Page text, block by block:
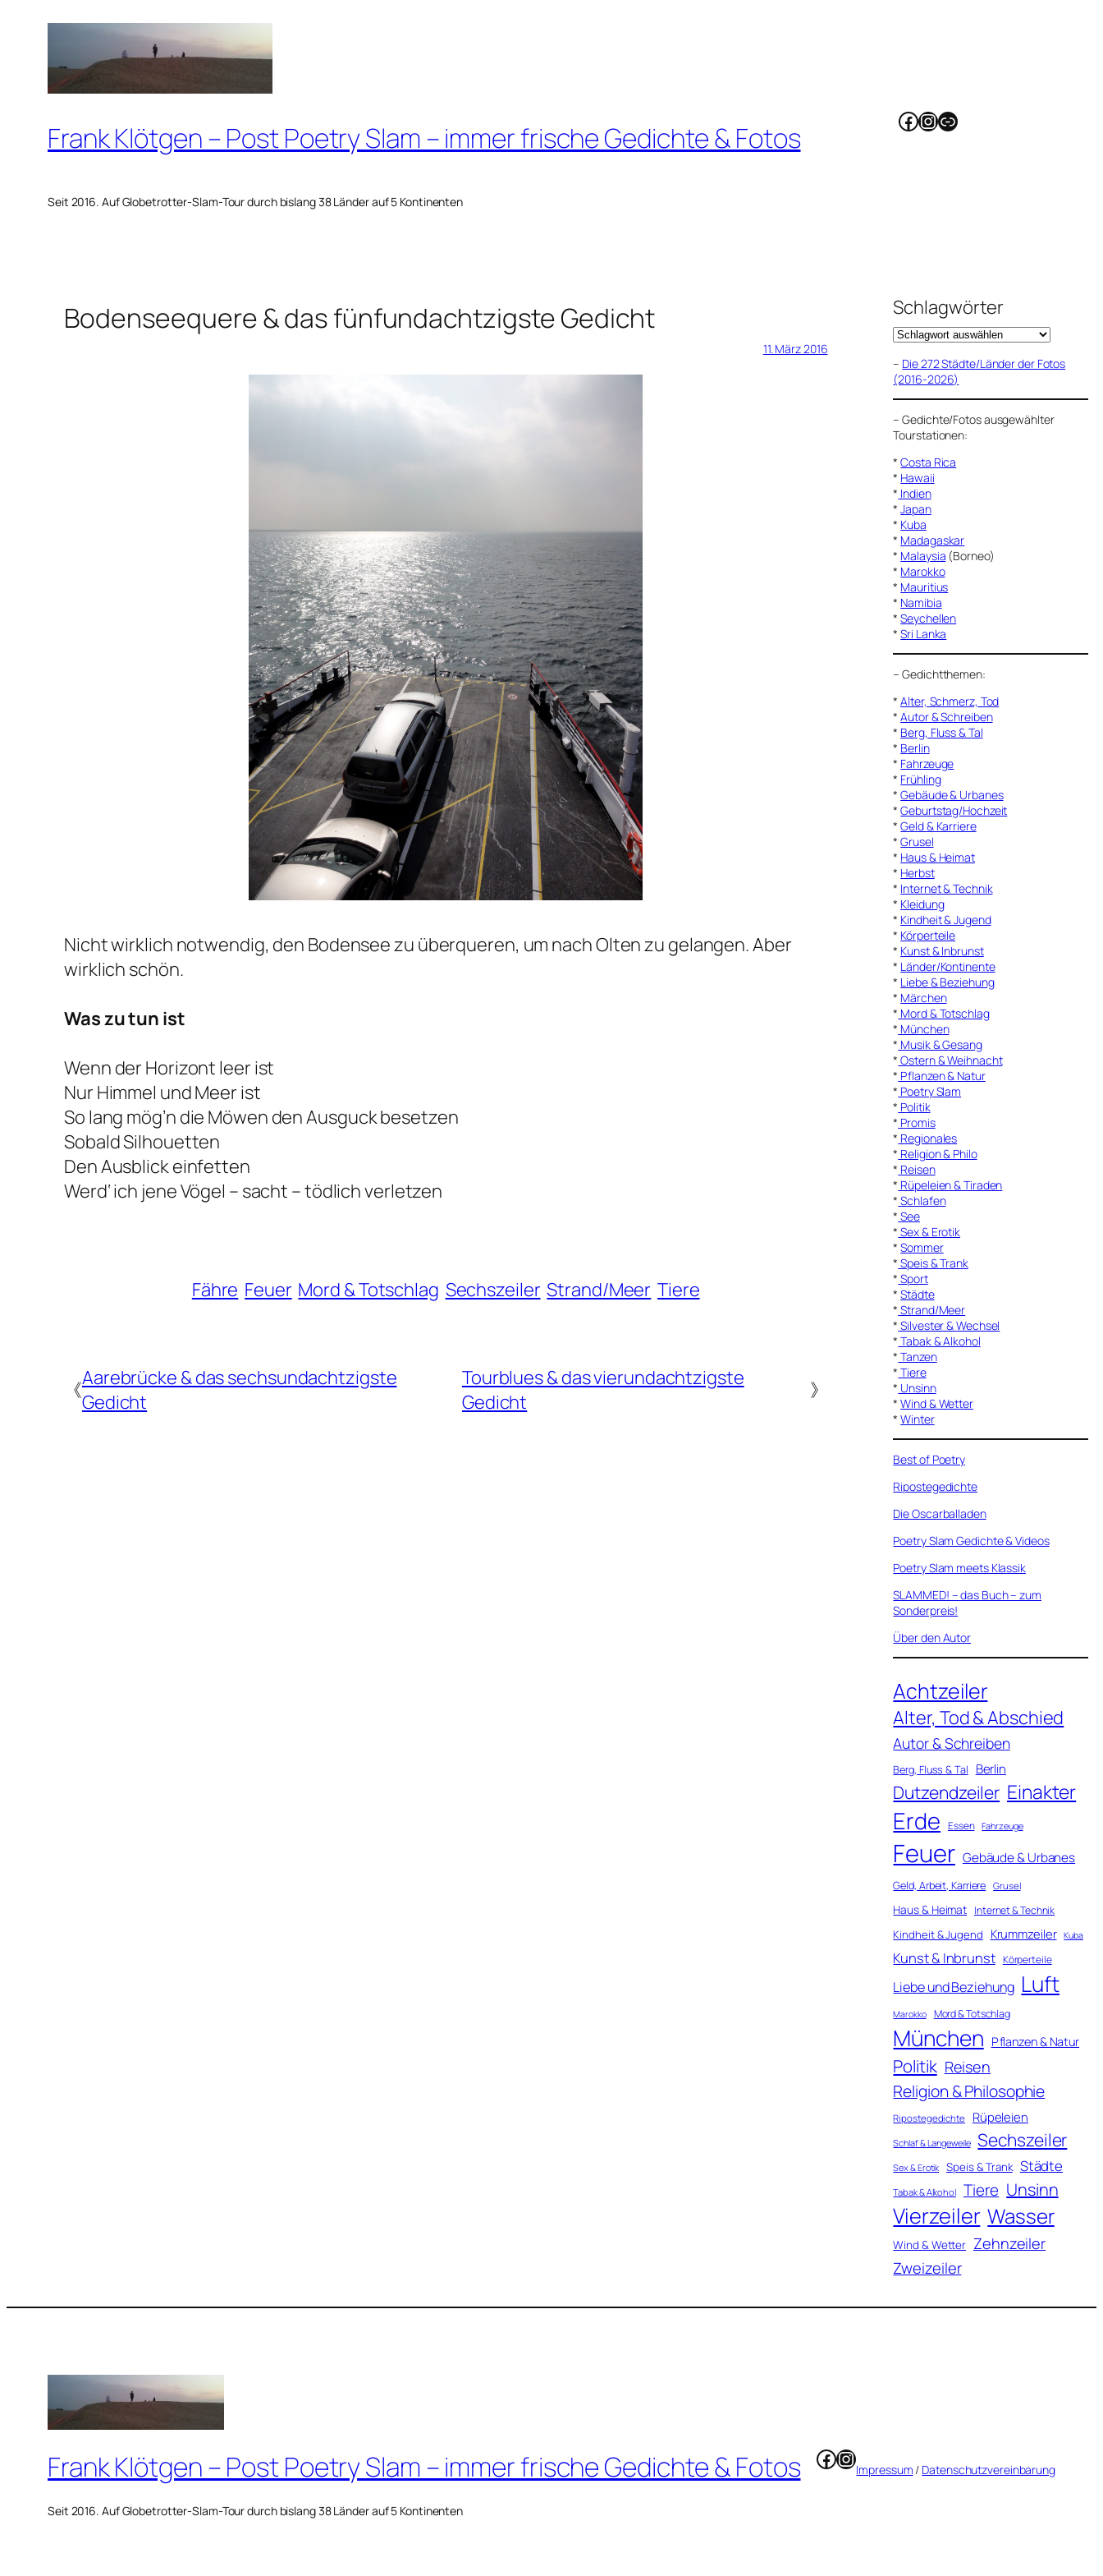
springen
Frank Klötgen – Post Poetry Slam – immer frische Gedichte & Fotos
Seit 2016. Auf Globetrotter-Slam-Tour durch bislang 38 Länder auf 5 Kontinenten
Facebook
Instagram
Link
Bodenseequere & das fünfundachtzigste Gedicht
11. März 2016
Nicht wirklich notwendig, den Bodensee zu überqueren, um nach Olten zu gelangen. Aber
wirklich schön.
Was zu tun ist
Wenn der Horizont leer ist
Nur Himmel und Meer ist
So lang mög’n die Möwen den Ausguck besetzen
Sobald Silhouetten
Den Ausblick einfetten
Werd‘ ich jene Vögel – sacht – tödlich verletzen
Fähre Feuer Mord & Totschlag Sechszeiler Strand/Meer Tiere
《Aarebrücke & das sechsundachtzigste
Gedicht
Tourblues & das vierundachtzigste
Gedicht
》
Schlagwörter
– Die 272 Städte/Länder der Fotos
(2016-2026)
–Gedichte/Fotos ausgewählter
Tourstationen:
*Costa Rica
* Hawaii
* Indien
*Japan
* Kuba
* Madagaskar
* Malaysia (Borneo)
* Marokko
* Mauritius
* Namibia
*Seychellen
*Sri Lanka
–Gedichtthemen:
*Alter, Schmerz, Tod
*Autor & Schreiben
* Berg, Fluss & Tal
* Berlin
* Fahrzeuge
* Frühling
*Gebäude & Urbanes
*Geburtstag/Hochzeit
*Geld & Karriere
*Grusel
* Haus & Heimat
* Herbst
* Internet & Technik
* Kleidung
* Kindheit & Jugend
* Körperteile
* Kunst & Inbrunst
* Länder/Kontinente
* Liebe & Beziehung
* Märchen
* Mord & Totschlag
* München
* Musik & Gesang
* Ostern & Weihnacht
* Pflanzen & Natur
* Poetry Slam
* Politik
* Promis
* Regionales
* Religion & Philo
* Reisen
* Rüpeleien & Tiraden
* Schlafen
* See
* Sex & Erotik
*Sommer
* Speis & Trank
* Sport
*Städte
* Strand/Meer
* Silvester & Wechsel
* Tabak & Alkohol
* Tanzen
* Tiere
* Unsinn
*Wind & Wetter
*Winter
Best of Poetry
Ripostegedichte
Die Oscarballaden
Poetry Slam Gedichte & Videos
Poetry Slam meets Klassik
SLAMMED! – das Buch – zum
Sonderpreis!
Über den Autor
Achtzeiler
Alter, Tod & Abschied
Autor & Schreiben
Berg, Fluss & Tal Berlin
Dutzendzeiler Einakter
Erde Essen Fahrzeuge
Feuer Gebäude & Urbanes
Geld, Arbeit, Karriere Grusel
Haus & Heimat Internet & Technik
Kindheit & Jugend Krummzeiler Kuba
Kunst & Inbrunst Körperteile
Liebe und Beziehung Luft
Marokko Mord & Totschlag
München Pflanzen & Natur
Politik Reisen
Religion & Philosophie
Ripostegedichte Rüpeleien
Schlaf & Langeweile Sechszeiler
Sex & Erotik Speis & Trank Städte
Tabak & Alkohol Tiere Unsinn
Vierzeiler Wasser
Wind & Wetter Zehnzeiler
Zweizeiler
Frank Klötgen – Post Poetry Slam – immer frische Gedichte & Fotos
Seit 2016. Auf Globetrotter-Slam-Tour durch bislang 38 Länder auf 5 Kontinenten
Facebook
Instagram
Impressum / Datenschutzvereinbarung